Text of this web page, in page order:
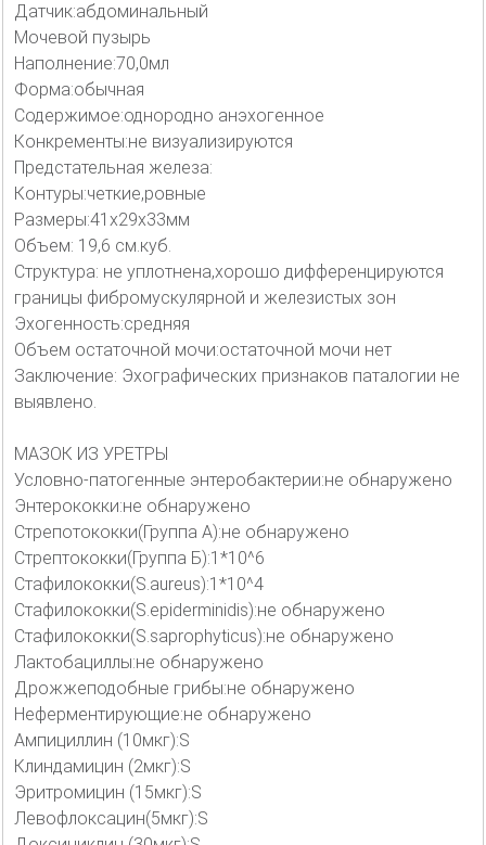
Датчик:абдоминальный
Мочевой пузырь
Наполнение:70,0мл
Форма:обычная
Содержимое:однородно анэхогенное
Конкременты:не визуализируются
Предстательная железа:
Контуры:четкие,ровные
Размеры:41х29х33мм
Объем: 19,6 см.куб.
Структура: не уплотнена,хорошо дифференцируются
границы фибромускулярной и железистых зон
Эхогенность:средняя
Объем остаточной мочи:остаточной мочи нет
Заключение: Эхографических признаков паталогии не
выявлено.
МАЗОК ИЗ УРЕТРЫ
Условно-патогенные энтеробактерии:не обнаружено
Энтерококки:не обнаружено
Стрепотококки(Группа А):не обнаружено
Стрептококки(Группа Б):1*10^6
Стафилококки(S.aureus):1*10^4
Стафилококки(S.epiderminidis):не обнаружено
Стафилококки(S.saprophyticus):не обнаружено
Лактобациллы:не обнаружено
Дрожжеподобные грибы:не обнаружено
Неферментирующие:не обнаружено
Ампициллин (10мкг):S
Клиндамицин (2мкг):S
Эритромицин (15мкг):S
Левофлоксацин(5мкг):S